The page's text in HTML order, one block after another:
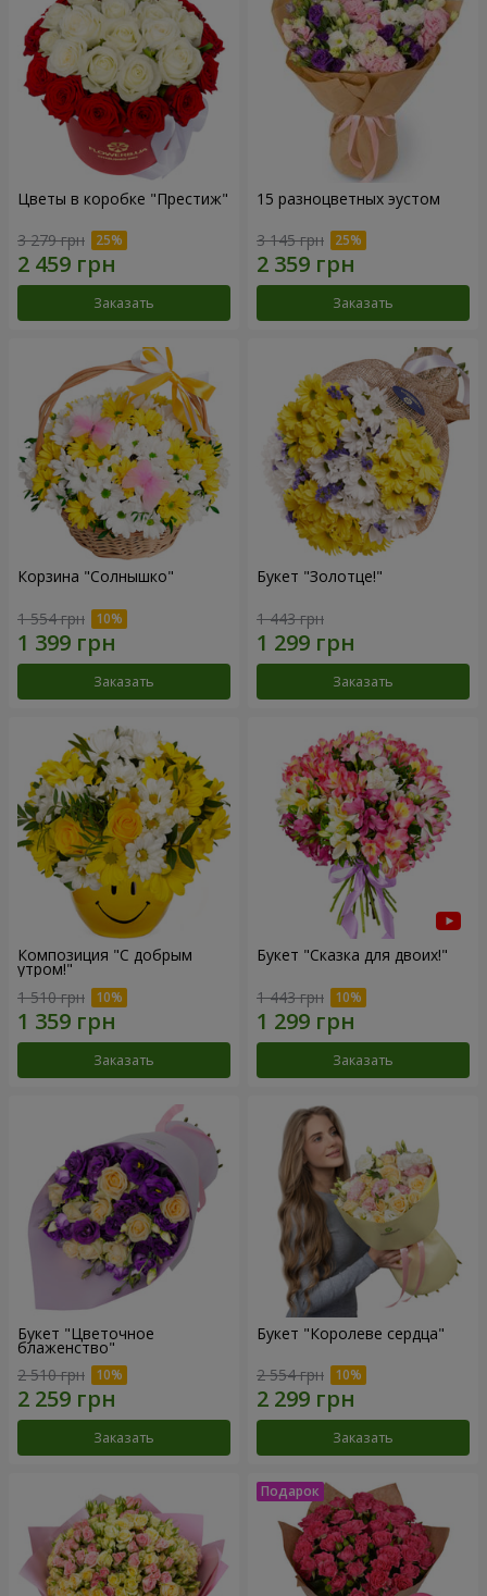
Цветы в коробке "Престиж"
3 279 грн
Заказать
15 разноцветных эустом
3 145 грн
Заказать
Корзина "Солнышко"
1 554 грн
Заказать
Букет "Золотце!"
1 443 грн
Заказать
Композиция "С добрым
утром!"
1 510 грн
Заказать
Букет "Сказка для двоих!"
1 443 грн
Заказать
Букет "Цветочное
блаженство"
2 510 грн
Заказать
Букет "Королеве сердца"
2 554 грн
Заказать